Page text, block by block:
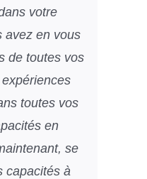
votre
avez en vous
de toutes vos
toutes vos
en
se
capacités à